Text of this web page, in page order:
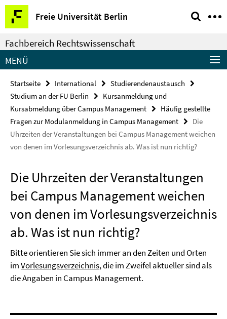
Springe
direkt
zu
Inhalt
Freie Universität Berlin
Service-
Navigation
Fachbereich Rechtswissenschaft
MENÜ
Startseite International
Studierendenaustausch
Studium an der FU Berlin
Kursanmeldung und
Kursabmeldung über Campus Management
Häufig gestellte
Fragen zur Modulanmeldung in Campus Management
Die
Uhrzeiten der Veranstaltungen bei Campus Management weichen
von denen im Vorlesungsverzeichnis ab. Was ist nun richtig?
Die Uhrzeiten der Veranstaltungen
bei Campus Management weichen
von denen im Vorlesungsverzeichnis
ab. Was ist nun richtig?
Bitte orientieren Sie sich immer an den Zeiten und Orten
imVorlesungsverzeichnis, die im Zweifel aktueller sind als
die Angaben in Campus Management.